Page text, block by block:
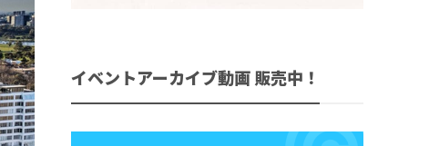
イベントアーカイブ動画 販売中！